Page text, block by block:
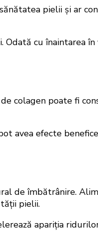
pielii și ar
cu înaintarea
colagen poate fi
avea efecte
de îmbătrânire.
pielii.
apariția